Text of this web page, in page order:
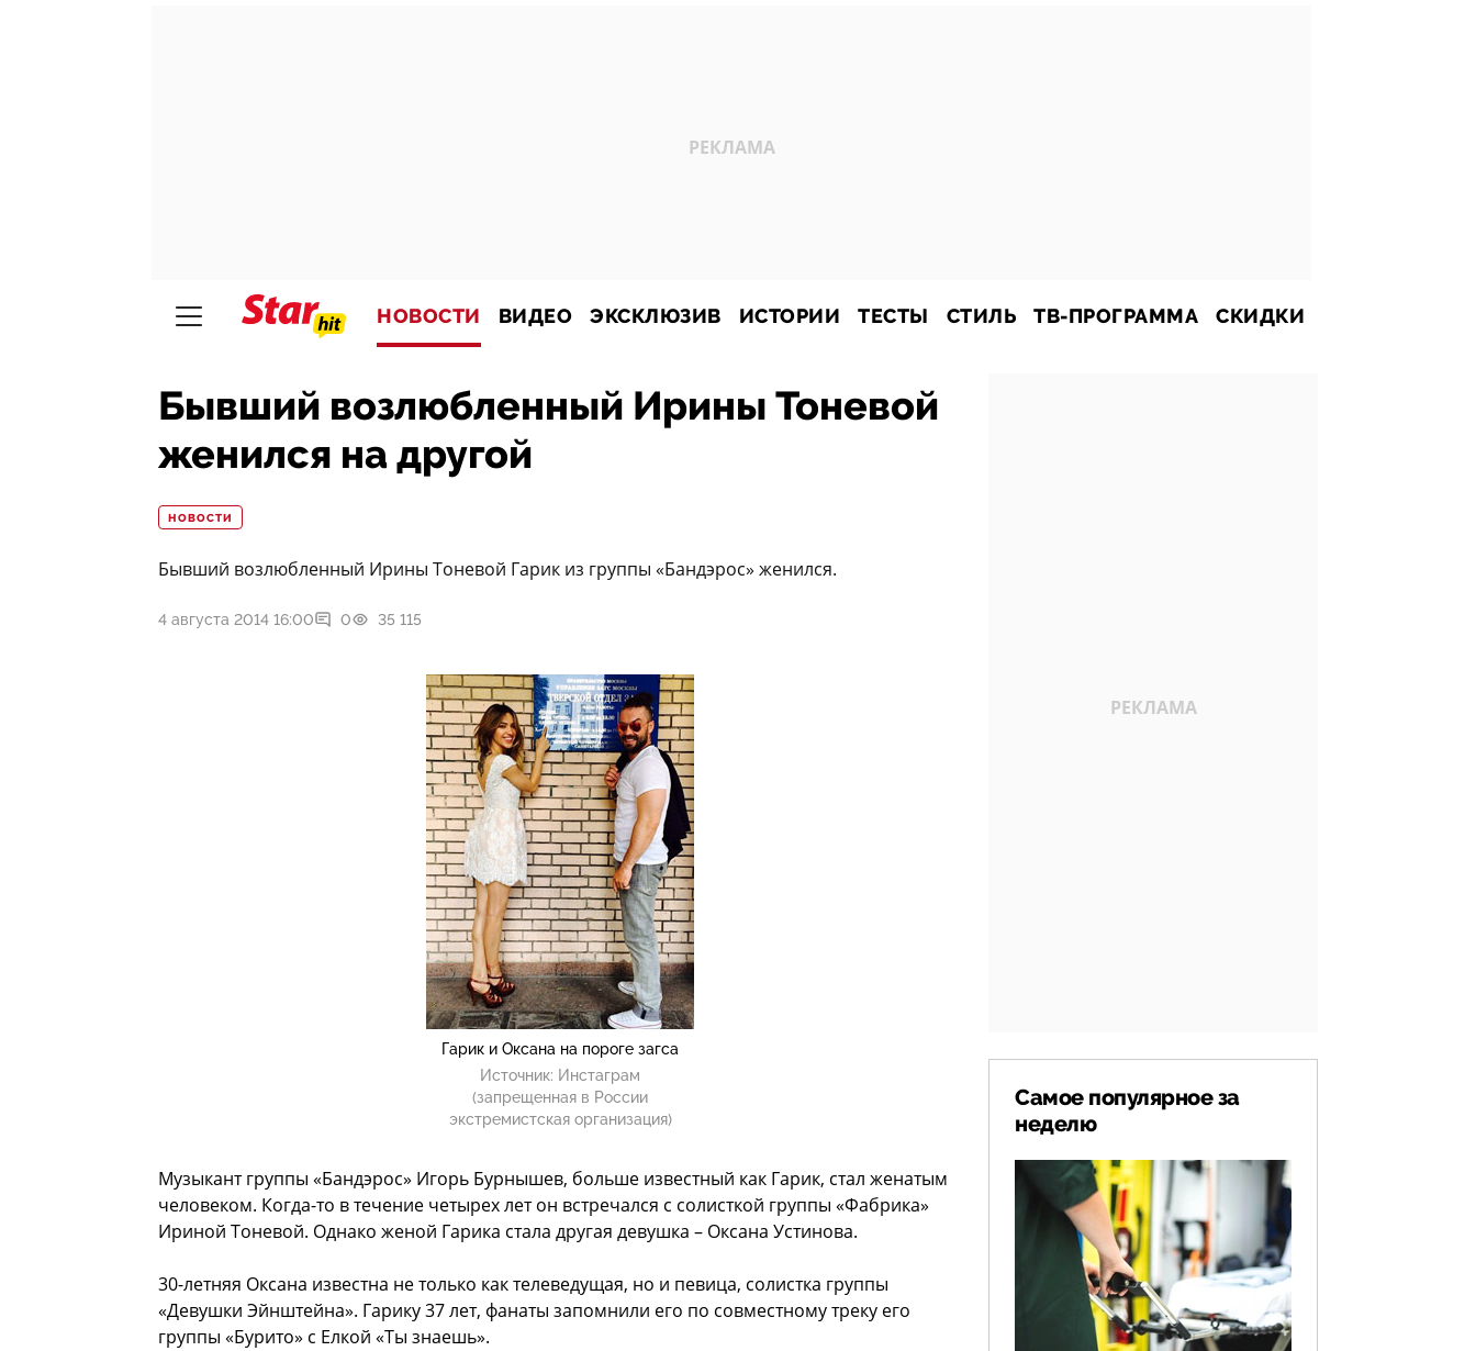
НОВОСТИ ВИДЕО ЭКСКЛЮЗИВ ИСТОРИИ ТЕСТЫ СТИЛЬ ТВ-ПРОГРАММА СКИДКИ
Бывший возлюбленный Ирины Тоневой
женился на другой
НОВОСТИ
Бывший возлюбленный Ирины Тоневой Гарик из группы «Бандэрос» женился.
4 августа 2014 16:00 0 35 115
Гарик и Оксана на пороге загса
Источник: Инстаграм
(запрещенная в России
экстремистская организация)
Музыкант группы «Бандэрос» Игорь Бурнышев, больше известный как Гарик, стал женатым
человеком. Когда-то в течение четырех лет он встречался с солисткой группы «Фабрика»
Ириной Тоневой. Однако женой Гарика стала другая девушка – Оксана Устинова.
30-летняя Оксана известна не только как телеведущая, но и певица, солистка группы
«Девушки Эйнштейна». Гарику 37 лет, фанаты запомнили его по совместному треку его
группы «Бурито» с Елкой «Ты знаешь».
Самое популярное за
неделю